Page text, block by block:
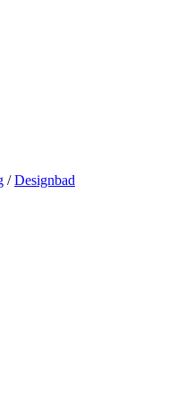
/Designbad